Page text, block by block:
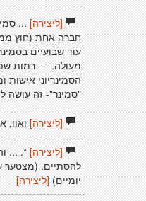
[ליצירה]...
חברה אחת (חוץ
עוד שבועיים
מעולה. --- רמות
הסמינריוני אישות
"סמינר"- זה עושה
[ליצירה]ואוו,
[ליצירה]*. ...
להסתיים. (מצטער
יומיים) [ליצירה]